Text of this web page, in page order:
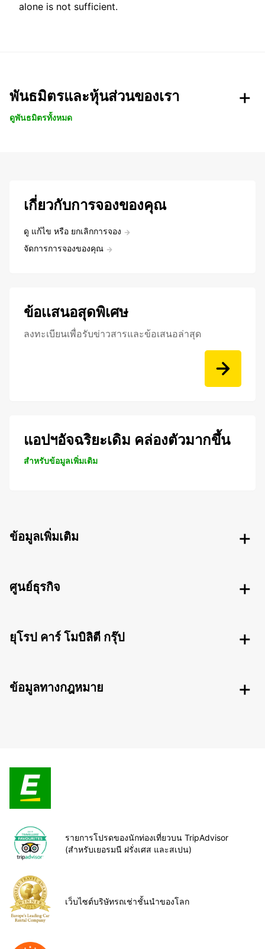
alone is not sufficient.
พันธมิตรและหุ้นส่วนของเรา
ดูพันธมิตรทั้งหมด
เกี่ยวกับการจองของคุณ
ดู แก้ไข หรือ ยกเลิกการจอง
จัดการการจองของคุณ
ข้อเเสนอสุดพิเศษ
ลงทะเบียนเพื่อรับข่าวสารและข้อเสนอล่าสุด
แอปฯอัจฉริยะเดิม คล่องตัวมากขึ้น
สำหรับข้อมูลเพิ่มเติม
ข้อมูลเพิ่มเติม
ศูนย์ธุรกิจ
ยุโรป คาร์ โมบิลิตี กรุ๊ป
ข้อมูลทางกฎหมาย
รายการโปรดของนักท่องเที่ยวบน TripAdvisor
(สำหรับเยอรมนี ฝรั่งเศส และสเปน)
เว็บไซต์บริษัทรถเช่าชั้นนำของโลก